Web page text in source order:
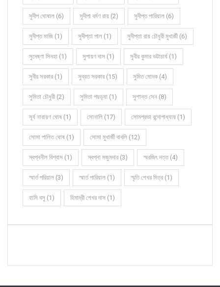
সুদীপ ঘোষাল (6) সুদীপা বর্মণ রায় (2) সুদীপ্ত পারিয়াল (6)
সুদীপ্ত মাজি (1) সুদীপ্তা পাল (1) সুদীপ্তা রায় চৌধুরী মুখার্জী (6)
সুদেষ্ণা সিনহা (1) সুপায়ণ দাস (1) সুবীর কুমার ভট্টাচার্য (1)
সুবীর সরকার (1) সুব্রত সরকার (15) সুমিত মোদক (4)
সুমিতা চৌধুরী (2) সুমিতা পয়ড়্যা (1) সুশান্ত সেন (8)
সূর্য নারায়ণ ঘোষ (1) সোনালি (17) সোমপ্রভা বন্দোপাধ্যায় (1)
সোমা পালিত ঘোষ (1) সোমা মুখার্জী বাবলি (12)
স্বপ্ননীল বিশ্বাস (1) স্বপ্না মজুমদার (3) স্মরজিৎ দত্ত (4)
স্মার্ত পরিয়াল (3) স্মার্ত পারিয়াল (1) স্মৃতি শেখর মিত্র (1)
হাসি বসু (1) হিমাদ্রী শেখর দাস (1)